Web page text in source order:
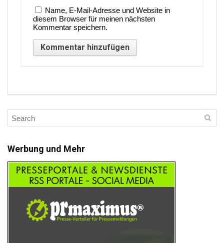
Name, E-Mail-Adresse und Website in
diesem Browser für meinen nächsten
Kommentar speichern.
Werbung und Mehr